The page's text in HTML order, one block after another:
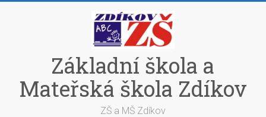
Základní škola a
Mateřská škola Zdíkov
ZŠ a MŠ Zdíkov